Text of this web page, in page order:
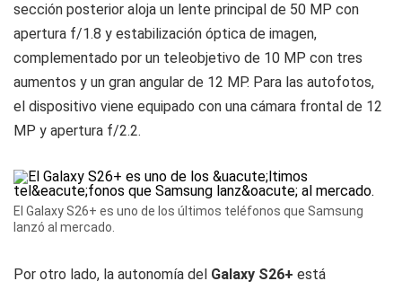
sección posterior aloja un lente principal de 50 MP con
apertura f/1.8 y estabilización óptica de imagen,
complementado por un teleobjetivo de 10 MP con tres
aumentos y un gran angular de 12 MP. Para las autofotos,
el dispositivo viene equipado con una cámara frontal de 12
MP y apertura f/2.2.
El Galaxy S26+ es uno de los últimos teléfonos que Samsung
lanzó al mercado.
Por otro lado, la autonomía del Galaxy S26+ está